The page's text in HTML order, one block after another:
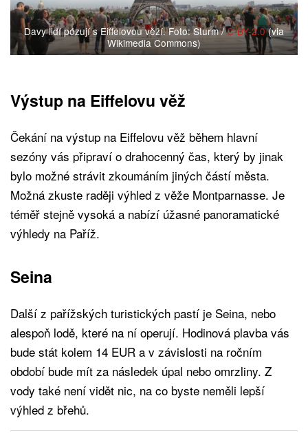
Davy lidí pózují s Eiffelovou věží. Foto: Sturm /C-BY-2.0(via
Wikimedia Commons)
Výstup na Eiffelovu věž
Čekání na výstup na Eiffelovu věž během hlavní
sezóny vás připraví o drahocenný čas, který by jinak
bylo možné strávit zkoumáním jiných částí města.
Možná zkuste raději výhled z věže Montparnasse. Je
téměř stejně vysoká a nabízí úžasné panoramatické
výhledy na Paříž.
Seina
Další z pařížských turistických pastí je Seina, nebo
alespoň lodě, které na ní operují. Hodinová plavba vás
bude stát kolem 14 EUR a v závislosti na ročním
období bude mít za následek úpal nebo omrzliny. Z
vody také není vidět nic, na co byste neměli lepší
výhled z břehů.